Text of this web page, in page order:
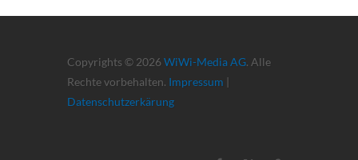
Copyrights © 2026 WiWi-Media AG. Alle
Rechte vorbehalten. Impressum |
Datenschutzerkärung